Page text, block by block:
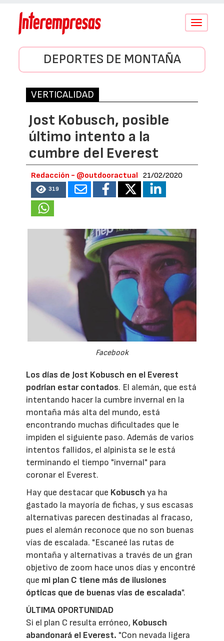
Conmutar
DEPORTES DE MONTAÑA
VERTICALIDAD
Jost Kobusch, posible
último intento a la
cumbre del Everest
Redacción - @outdooractual 21/02/2020
319
Facebook
Los días de Jost Kobusch en el Everest
podrían estar contados. El alemán, que está
intentando hacer la cumbre invernal en la
montaña más alta del mundo, está
encontrando muchas dificultades que le
impiden el siguiente paso. Además de varios
intentos fallidos, el alpinista se le está
terminando el tiempo "invernal" para
coronar el Everest.
Hay que destacar que Kobuschya ha
gastado la mayoría de fichas, y sus escasas
alternativas parecen destinadas al fracaso,
pues el alemán reconoce que no son buenas
vías de escalada. "Escaneé las rutas de
montaña y alternativas a través de un gran
objetivo de zoom hace unos días y encontré
que mi plan C tiene más de ilusiones
ópticas que de buenas vías de escalada".
ÚLTIMA OPORTUNIDAD
Si el plan C resulta erróneo, Kobusch
abandonará el Everest. "Con nevada ligera